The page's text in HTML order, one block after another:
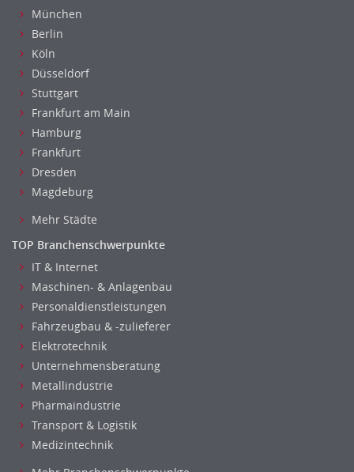
München
Berlin
Köln
Düsseldorf
Stuttgart
Frankfurt am Main
Hamburg
Frankfurt
Dresden
Magdeburg
Mehr Städte
TOP Branchenschwerpunkte
IT & Internet
Maschinen- & Anlagenbau
Personaldienstleistungen
Fahrzeugbau & -zulieferer
Elektrotechnik
Unternehmensberatung
Metallindustrie
Pharmaindustrie
Transport & Logistik
Medizintechnik